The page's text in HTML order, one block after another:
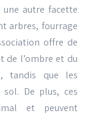
une autre facette
arbres, fourrage
offre de
de l’ombre et du
tandis que les
De plus, ces
et peuvent